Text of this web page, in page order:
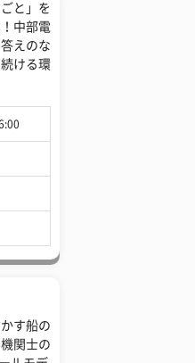
と」を
中部電
えのな
ける環
す船の
関士の